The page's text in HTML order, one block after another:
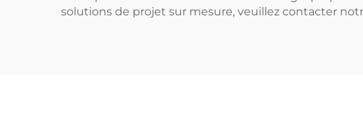
solutions de projet sur mesure, veuillez contacter